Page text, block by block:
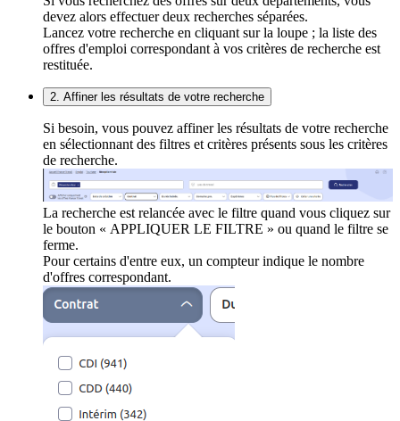
devez alors effectuer deux recherches séparées.
Lancez votre recherche en cliquant sur la loupe ; la liste des
offres d'emploi correspondant à vos critères de recherche est
restituée.
2. Affiner les résultats de votre recherche
Si besoin, vous pouvez affiner les résultats de votre recherche
en sélectionnant des filtres et critères présents sous les critères
de recherche.
La recherche est relancée avec le filtre quand vous cliquez sur
le bouton « APPLIQUER LE FILTRE » ou quand le filtre se
ferme.
Pour certains d'entre eux, un compteur indique le nombre
d'offres correspondant.